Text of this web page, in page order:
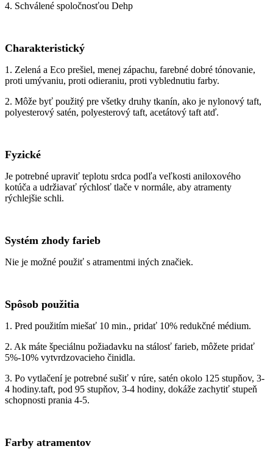
4. Schválené spoločnosťou Dehp
Charakteristický
1. Zelená a Eco prešiel, menej zápachu, farebné dobré tónovanie,
proti umývaniu, proti odieraniu, proti vyblednutiu farby.
2. Môže byť použitý pre všetky druhy tkanín, ako je nylonový taft,
polyesterový satén, polyesterový taft, acetátový taft atď.
Fyzické
Je potrebné upraviť teplotu srdca podľa veľkosti aniloxového
kotúča a udržiavať rýchlosť tlače v normále, aby atramenty
rýchlejšie schli.
Systém zhody farieb
Nie je možné použiť s atramentmi iných značiek.
Spôsob použitia
1. Pred použitím miešať 10 min., pridať 10% redukčné médium.
2. Ak máte špeciálnu požiadavku na stálosť farieb, môžete pridať
5%-10% vytvrdzovacieho činidla.
3. Po vytlačení je potrebné sušiť v rúre, satén okolo 125 stupňov, 3-
4 hodiny.taft, pod 95 stupňov, 3-4 hodiny, dokáže zachytiť stupeň
schopnosti prania 4-5.
Farby atramentov